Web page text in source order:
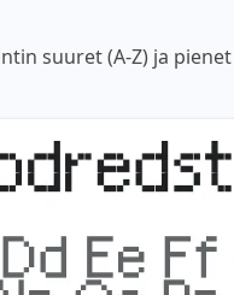
suuret (A-Z) ja